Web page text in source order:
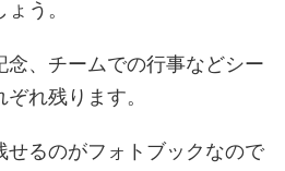
う。
念、チームでの行事などシー
れ残ります。
せるのがフォトブックなので